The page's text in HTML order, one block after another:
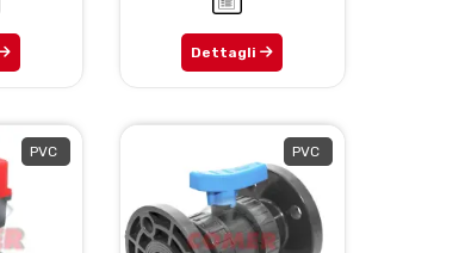
Dettagli
PVC PVC